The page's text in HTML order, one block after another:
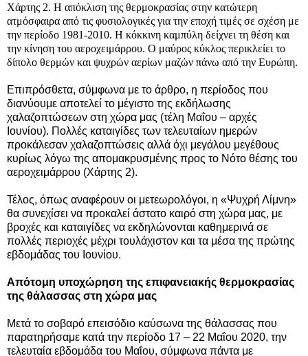
Χάρτης 2. Η απόκλιση της θερμοκρασίας στην κατώτερη
ατμόσφαιρα από τις φυσιολογικές για την εποχή τιμές σε σχέση με
την περίοδο 1981-2010. Η κόκκινη καμπύλη δείχνει τη θέση και
την κίνηση του αεροχειμάρρου. Ο μαύρος κύκλος περικλείει το
δίπολο θερμών και ψυχρών αερίων μαζών πάνω από την Ευρώπη.
Επιπρόσθετα, σύμφωνα με το άρθρο, η περίοδος που
διανύουμε αποτελεί το μέγιστο της εκδήλωσης
χαλαζοπτώσεων στη χώρα μας (τέλη Μαΐου – αρχές
Ιουνίου). Πολλές καταιγίδες των τελευταίων ημερών
προκάλεσαν χαλαζοπτώσεις αλλά όχι μεγάλου μεγέθους
κυρίως λόγω της απομακρυσμένης προς το Νότο θέσης του
αεροχειμάρρου (Χάρτης 2).
Τέλος, όπως αναφέρουν οι μετεωρολόγοι, η «Ψυχρή Λίμνη»
θα συνεχίσει να προκαλεί άστατο καιρό στη χώρα μας, με
βροχές και καταιγίδες να εκδηλώνονται καθημερινά σε
πολλές περιοχές μέχρι τουλάχιστον και τα μέσα της πρώτης
εβδομάδας του Ιουνίου.
Απότομη υποχώρηση της επιφανειακής θερμοκρασίας
της θάλασσας στη χώρα μας
Μετά το σοβαρό επεισόδιο καύσωνα της θάλασσας που
παρατηρήσαμε κατά την περίοδο 17 – 22 Μαΐου 2020, την
τελευταία εβδομάδα του Μαΐου, σύμφωνα πάντα με